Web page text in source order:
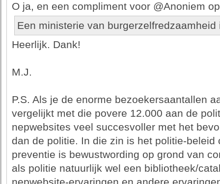
O ja, en een compliment voor @Anoniem
Een ministerie van burgerzelfredzaamheid
Heerlijk. Dank!
M.J.
P.S. Als je de enorme bezoekersaantallen
vergelijkt met die povere 12.000 aan de
nepwebsites veel succesvoller met het
dan de politie. In die zin is het politie-beleid
preventie is bewustwording op grond van
als politie natuurlijk wel een bibliotheek/